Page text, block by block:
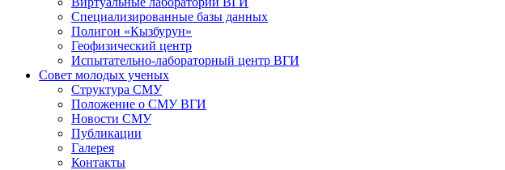
Специализированные базы данных
Полигон «Кызбурун»
Геофизический центр
Испытательно-лабораторный центр ВГИ
Совет молодых ученых
Структура СМУ
Положение о СМУ ВГИ
Новости СМУ
Публикации
Галерея
Контакты